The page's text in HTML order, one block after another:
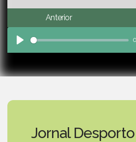
Anterior
Play
Jornal Desporto